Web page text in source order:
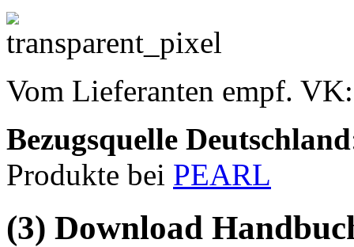
Vom Lieferanten empf.
Bezugsquelle Deutschland
Produkte bei PEARL
(3) Download